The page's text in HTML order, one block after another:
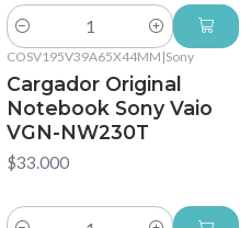
Cantidad
COSV195V39A65X44MM |Sony
Cargador Original
Notebook Sony Vaio
VGN-NW230T
$33.000